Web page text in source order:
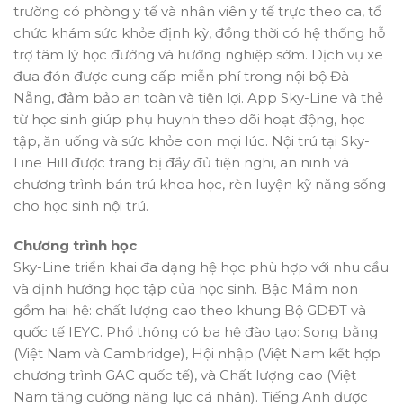
trường có phòng y tế và nhân viên y tế trực theo ca, tổ
chức khám sức khỏe định kỳ, đồng thời có hệ thống hỗ
trợ tâm lý học đường và hướng nghiệp sớm. Dịch vụ xe
đưa đón được cung cấp miễn phí trong nội bộ Đà
Nẵng, đảm bảo an toàn và tiện lợi. App Sky-Line và thẻ
từ học sinh giúp phụ huynh theo dõi hoạt động, học
tập, ăn uống và sức khỏe con mọi lúc. Nội trú tại Sky-
Line Hill được trang bị đầy đủ tiện nghi, an ninh và
chương trình bán trú khoa học, rèn luyện kỹ năng sống
cho học sinh nội trú.
Chương trình học
Sky-Line triển khai đa dạng hệ học phù hợp với nhu cầu
và định hướng học tập của học sinh. Bậc Mầm non
gồm hai hệ: chất lượng cao theo khung Bộ GDĐT và
quốc tế IEYC. Phổ thông có ba hệ đào tạo: Song bằng
(Việt Nam và Cambridge), Hội nhập (Việt Nam kết hợp
chương trình GAC quốc tế), và Chất lượng cao (Việt
Nam tăng cường năng lực cá nhân). Tiếng Anh được